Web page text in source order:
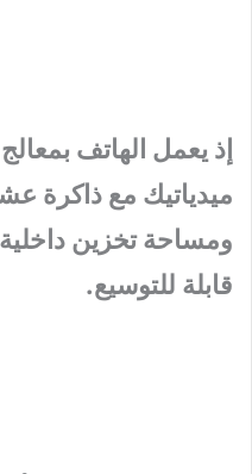
قابلة للتوسيع.